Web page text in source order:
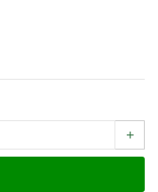
+